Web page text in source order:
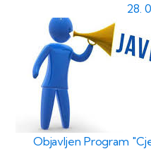
28.
Objavljen Program